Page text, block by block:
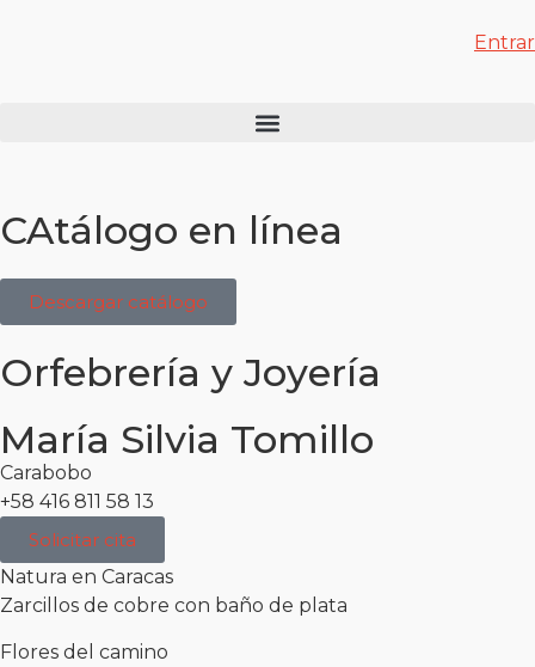
Entrar
CAtálogo en línea
Descargar catálogo
Orfebrería y Joyería
María Silvia Tomillo
Carabobo
+58 416 811 58 13
Solicitar cita
Natura en Caracas
Zarcillos de cobre con baño de plata
Flores del camino